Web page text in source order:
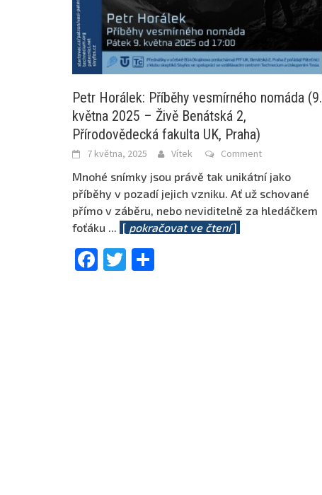
Petr Horálek: Příběhy vesmírného nomáda (9.
května 2025 – Živě Benátská 2,
Přírodovědecká fakulta UK, Praha)
7 května, 2025 Vítek Comment
Mnohé snímky jsou právě tak unikátní jako
příběhy v pozadí jejich vzniku. Ať už schované
přímo v záběru, nebo neviditelně za hledáčkem
foťáku ... [ pokračovat ve čtení]
Facebook
Twitter